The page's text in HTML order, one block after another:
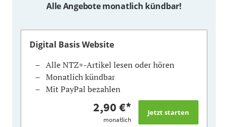
Alle Angebote monatlich kündbar!
Digital Basis Website
Alle NTZ+-Artikel lesen oder hören
Monatlich kündbar
Mit PayPal bezahlen
2,90 €*
monatlich